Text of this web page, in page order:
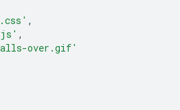
,
,
over.gif'